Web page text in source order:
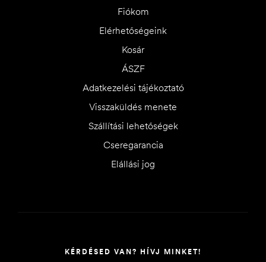
Fiókom
Elérhetőségeink
Kosár
ÁSZF
Adatkezelési tájékoztató
Visszaküldés menete
Szállítási lehetőségek
Cseregarancia
Elállási jog
KÉRDÉSED VAN? HÍVJ MINKET!